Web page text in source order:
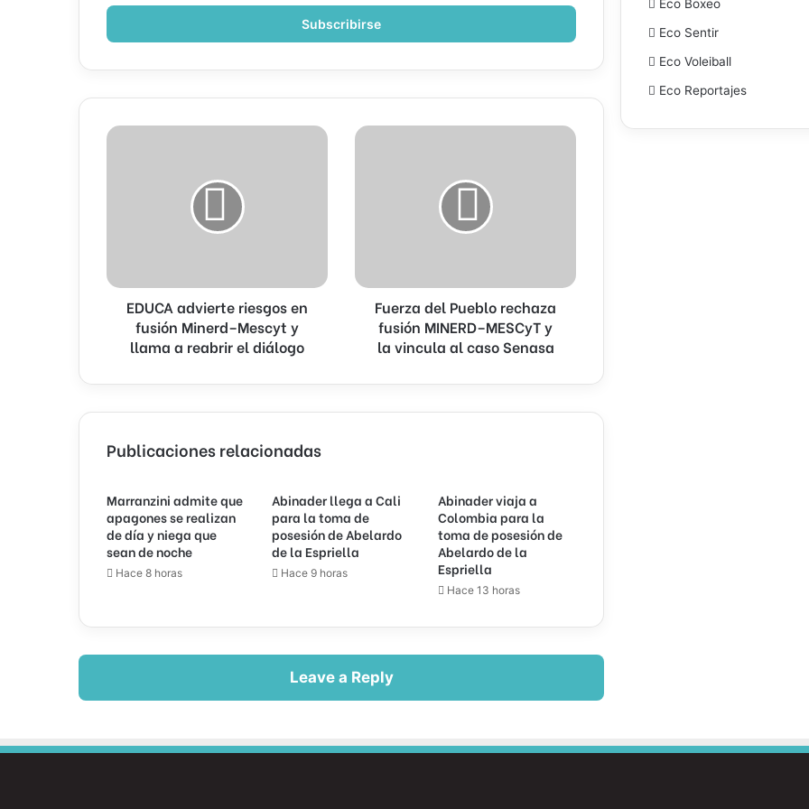
correo
EDUCA
llama
reabrir
EDUCA advierte riesgos en
fusión Minerd–Mescyt y
llama a reabrir el diálogo
Fuerza
la
vincula
caso
Fuerza del Pueblo rechaza
fusión MINERD–MESCyT y
la vincula al caso Senasa
Publicaciones relacionadas
Marranzini admite que
apagones se realizan
de día y niega que
sean de noche
Hace 8 horas
Abinader llega a Cali
para la toma de
posesión de Abelardo
de la Espriella
Hace 9 horas
Abinader viaja a
Colombia para la
toma de posesión de
Abelardo de la
Espriella
Hace 13 horas
Leave a Reply
Eco Boxeo
Eco Sentir
Eco Voleiball
Eco Reportajes